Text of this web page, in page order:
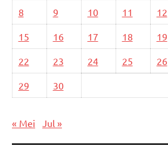
8 9 10 11 12
15 16 17 18 19
22 23 24 25 26
29 30
« Mei Jul »